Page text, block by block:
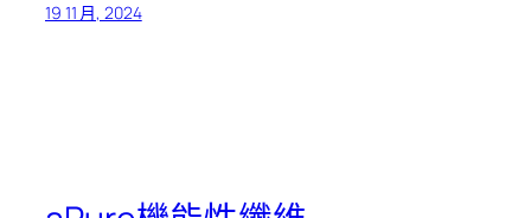
19 11 月, 2024